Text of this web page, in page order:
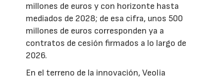
millones de euros y con horizonte hasta
mediados de 2028; de esa cifra, unos 500
millones de euros corresponden ya a
contratos de cesión firmados a lo largo de
2026.
En el terreno de la innovación, Veolia